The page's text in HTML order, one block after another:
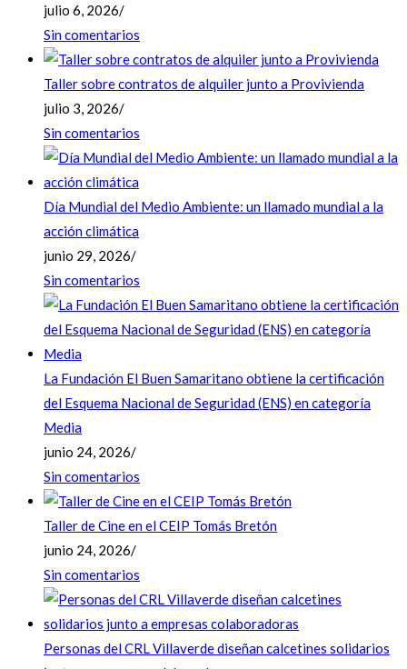
julio 6, 2026/
Sin comentarios
Taller sobre contratos de alquiler junto a Provivienda
julio 3, 2026/
Sin comentarios
Día Mundial del Medio Ambiente: un llamado mundial a la
acción climática
junio 29, 2026/
Sin comentarios
La Fundación El Buen Samaritano obtiene la certificación
del Esquema Nacional de Seguridad (ENS) en categoría
Media
junio 24, 2026/
Sin comentarios
Taller de Cine en el CEIP Tomás Bretón
junio 24, 2026/
Sin comentarios
Personas del CRL Villaverde diseñan calcetines solidarios